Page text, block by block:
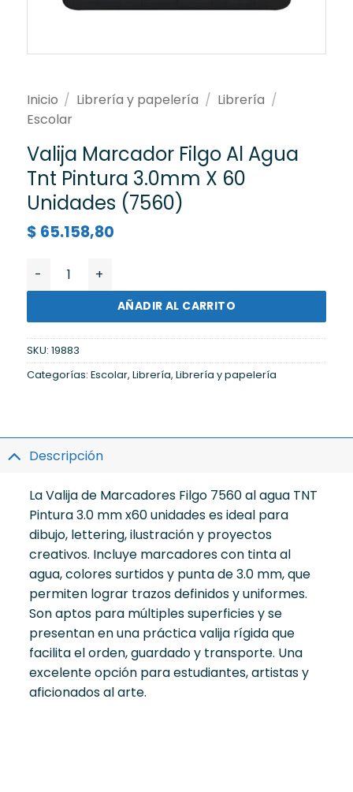
Inicio / Librería y papelería / Librería /
Escolar
Valija Marcador Filgo Al Agua
Tnt Pintura 3.0mm X 60
Unidades (7560)
$ 65.158,80
Valija Marcador Filgo Al Agua Tnt Pintura 3.0mm X
AÑADIR AL CARRITO
SKU: 19883
Categorías: Escolar, Librería, Librería y papelería
Descripción
La Valija de Marcadores Filgo 7560 al agua TNT
Pintura 3.0 mm x60 unidades es ideal para
dibujo, lettering, ilustración y proyectos
creativos. Incluye marcadores con tinta al
agua, colores surtidos y punta de 3.0 mm, que
permiten lograr trazos definidos y uniformes.
Son aptos para múltiples superficies y se
presentan en una práctica valija rígida que
facilita el orden, guardado y transporte. Una
excelente opción para estudiantes, artistas y
aficionados al arte.